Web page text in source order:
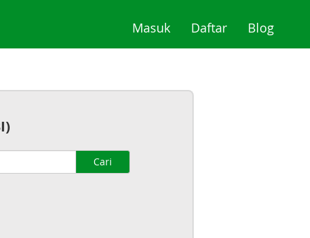
Masuk(current)
Daftar(current)
Blog
Cari